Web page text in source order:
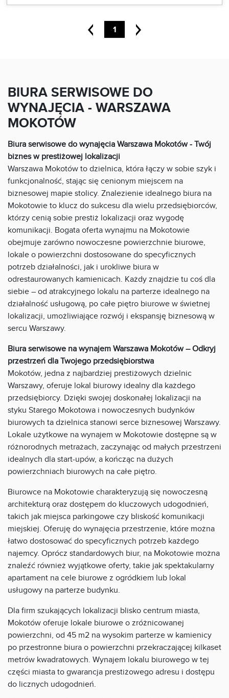
1
BIURA SERWISOWE DO
WYNAJĘCIA - WARSZAWA
MOKOTÓW
Biura serwisowe do wynajęcia Warszawa Mokotów - Twój
biznes w prestiżowej lokalizacji
Warszawa Mokotów to dzielnica, która łączy w sobie szyk i
funkcjonalność, stając się cenionym miejscem na
biznesowej mapie stolicy. Znalezienie idealnego biura na
Mokotowie to klucz do sukcesu dla wielu przedsiębiorców,
którzy cenią sobie prestiż lokalizacji oraz wygodę
komunikacji. Bogata oferta wynajmu na Mokotowie
obejmuje zarówno nowoczesne powierzchnie biurowe,
lokale o powierzchni dostosowane do specyficznych
potrzeb działalności, jak i urokliwe biura w
odrestaurowanych kamienicach. Każdy znajdzie tu coś dla
siebie – od atrakcyjnego lokalu na parterze idealnego na
działalność usługową, po całe piętro biurowe w świetnej
lokalizacji, umożliwiające rozwój i ekspansję biznesową w
sercu Warszawy.
Biura serwisowe na wynajem Warszawa Mokotów – Odkryj
przestrzeń dla Twojego przedsiębiorstwa
Mokotów, jedna z najbardziej prestiżowych dzielnic
Warszawy, oferuje lokal biurowy idealny dla każdego
przedsiębiorcy. Dzięki swojej doskonałej lokalizacji na
styku Starego Mokotowa i nowoczesnych budynków
biurowych ta dzielnica stanowi serce biznesowej Warszawy.
Lokale użytkowe na wynajem w Mokotowie dostępne są w
różnorodnych metrażach, zaczynając od małych przestrzeni
idealnych dla start-upów, a kończąc na dużych
powierzchniach biurowych na całe piętro.
Biurowce na Mokotowie charakteryzują się nowoczesną
architekturą oraz dostępem do kluczowych udogodnień,
takich jak miejsca parkingowe czy bliskość komunikacji
miejskiej. Oferuję do wynajęcia przestrzenie, które można
łatwo dostosować do specyficznych potrzeb każdego
najemcy. Oprócz standardowych biur, na Mokotowie można
znaleźć również wyjątkowe oferty, takie jak spektakularny
apartament na cele biurowe z ogródkiem lub lokal
usługowy na parterze budynku.
Dla firm szukających lokalizacji blisko centrum miasta,
Mokotów oferuje lokale biurowe o zróżnicowanej
powierzchni, od 45 m2 na wysokim parterze w kamienicy
po przestronne biura o powierzchni przekraczającej kilkaset
metrów kwadratowych. Wynajem lokalu biurowego w tej
części miasta to gwarancja prestiżowego adresu i dostępu
do licznych udogodnień.